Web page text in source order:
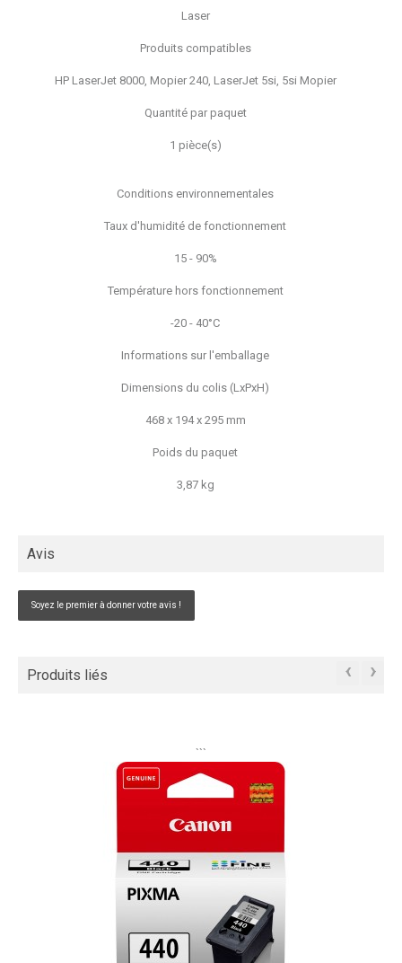
Laser
Produits compatibles
HP LaserJet 8000, Mopier 240, LaserJet 5si, 5si Mopier
Quantité par paquet
1 pièce(s)
Conditions environnementales
Taux d'humidité de fonctionnement
15 - 90%
Température hors fonctionnement
-20 - 40°C
Informations sur l'emballage
Dimensions du colis (LxPxH)
468 x 194 x 295 mm
Poids du paquet
3,87 kg
Avis
Soyez le premier à donner votre avis !
Produits liés ‹ ›
```